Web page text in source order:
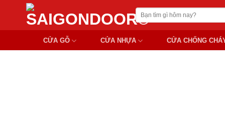
Chuyển
nội
Tìm
kiếm:
CỬA GỖ CỬA NHỰA CỬA CHỐNG